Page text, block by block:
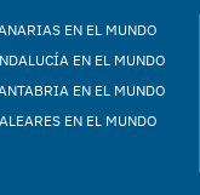
EN EL MUNDO
EN EL MUNDO
EN EL MUNDO
EN EL MUNDO